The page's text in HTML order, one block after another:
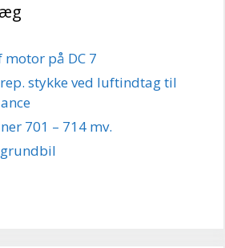
på DC 7
stykke ved luftindtag til
701 – 714 mv.
grundbil